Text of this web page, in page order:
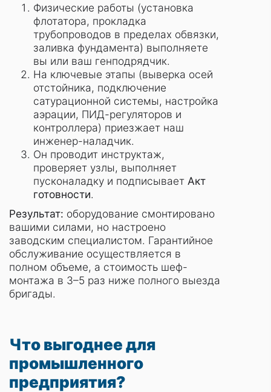
Физические работы (установка
флотатора, прокладка
трубопроводов в пределах обвязки,
заливка фундамента) выполняете
вы или ваш генподрядчик.
На ключевые этапы (выверка осей
отстойника, подключение
сатурационной системы, настройка
аэрации, ПИД-регуляторов и
контроллера) приезжает наш
инженер-наладчик.
Он проводит инструктаж,
проверяет узлы, выполняет
пусконаладку и подписывает Акт
готовности.
Результат: оборудование смонтировано
вашими силами, но настроено
заводским специалистом. Гарантийное
обслуживание осуществляется в
полном объеме, а стоимость шеф-
монтажа в 3–5 раз ниже полного выезда
бригады.
Что выгоднее для
промышленного
предприятия?